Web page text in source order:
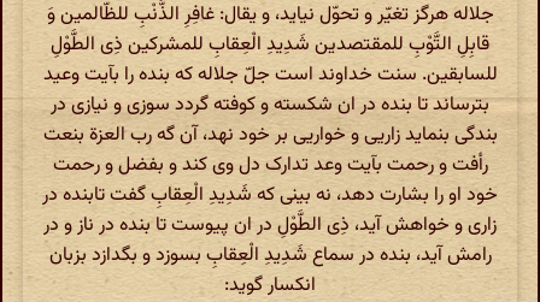
جلاله هرگز تغیّر و تحوّل نیاید، و یقال: غافِرِ الذَّنْبِ للظّالمین وَ
قابِلِ التَّوْبِ للمقتصدین شَدِیدِ الْعِقابِ للمشرکین ذِی الطَّوْلِ
للسابقین. سنت خداوند است جلّ جلاله که بنده را بآیت وعید
بترساند تا بنده در ان شکسته و کوفته گردد سوزی و نیازی در
بندگی بنماید زاریی و خواریی بر خود نهد، آن گه رب العزة بنعت
رأفت و رحمت بآیت وعد تدارک دل وی کند و بفضل و رحمت
خود او را بشارت دهد، نه بینی که شَدِیدِ الْعِقابِ گفت تابنده در
زاری و خواهش آید، ذِی الطَّوْلِ در ان پیوست تا بنده در ناز و در
رامش آید، بنده در سماع شَدِیدِ الْعِقابِ بسوزد و بگدازد بزبان
انکسار گوید: